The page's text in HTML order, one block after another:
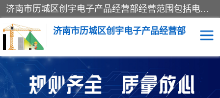
济南市历城区创宇电子产品经营部经营范围包括电子产品、起重机械配件、电气设备、仪器仪表、配电箱、监控设备的批发、零售；配电箱、仪器仪表（不含计量器）、工业自动化设备（不含特种设备、电力设备）的安装、维修。（依法须经批准的项目，经相关部门批准后方可开展经营活动）。
济南市历城区创宇电子产品经营部
标养式监测 吊钩可视化